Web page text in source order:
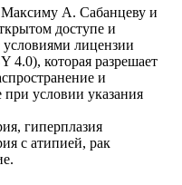
Максиму А. Сабанцеву и
доступе и
условиями лицензии
4.0), которая разрешает
и
условии указания
гиперплазия
с атипией, рак